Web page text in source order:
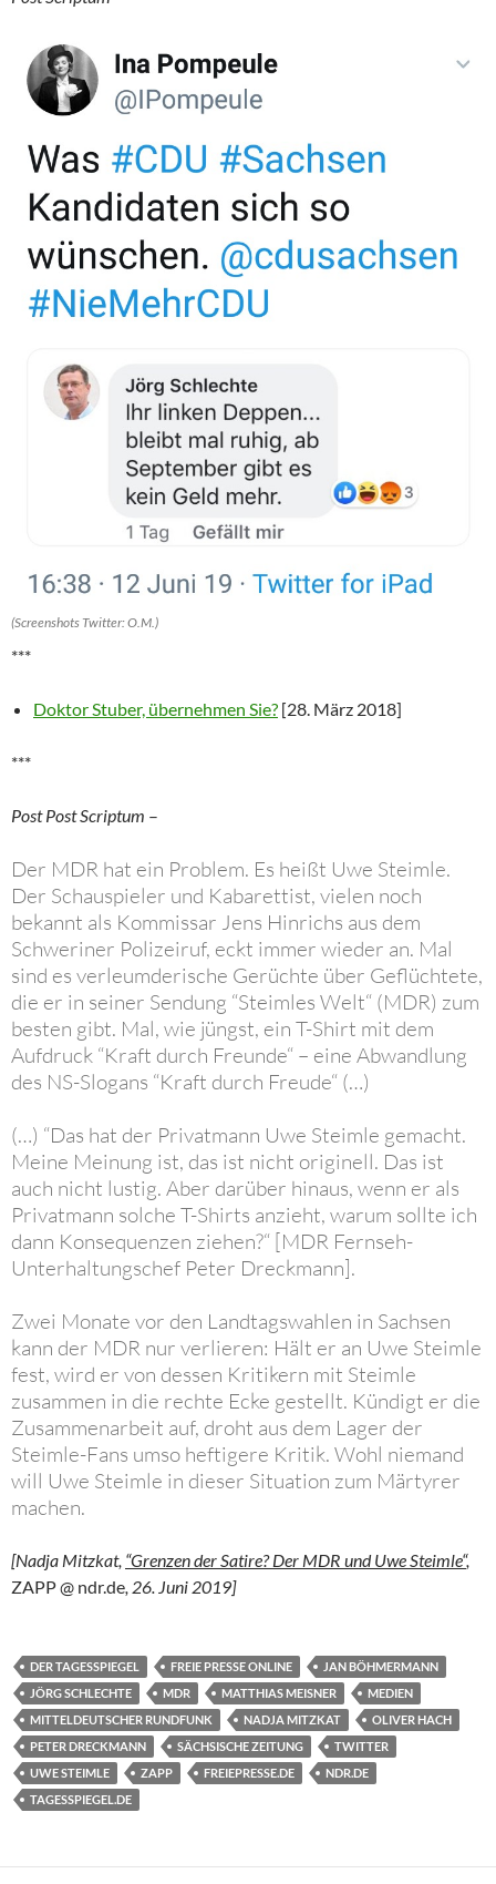
(Screenshots Twitter: O.M.)
***
Doktor Stuber, übernehmen Sie? [28. März 2018]
***
Post Post Scriptum –
Der MDR hat ein Problem. Es heißt Uwe Steimle.
Der Schauspieler und Kabarettist, vielen noch
bekannt als Kommissar Jens Hinrichs aus dem
Schweriner Polizeiruf, eckt immer wieder an. Mal
sind es verleumderische Gerüchte über Geflüchtete,
die er in seiner Sendung “Steimles Welt“ (MDR) zum
besten gibt. Mal, wie jüngst, ein T-Shirt mit dem
Aufdruck “Kraft durch Freunde“ – eine Abwandlung
des NS-Slogans “Kraft durch Freude“ (…)
(…) “Das hat der Privatmann Uwe Steimle gemacht.
Meine Meinung ist, das ist nicht originell. Das ist
auch nicht lustig. Aber darüber hinaus, wenn er als
Privatmann solche T-Shirts anzieht, warum sollte ich
dann Konsequenzen ziehen?“ [MDR Fernseh-
Unterhaltungschef Peter Dreckmann].
Zwei Monate vor den Landtagswahlen in Sachsen
kann der MDR nur verlieren: Hält er an Uwe Steimle
fest, wird er von dessen Kritikern mit Steimle
zusammen in die rechte Ecke gestellt. Kündigt er die
Zusammenarbeit auf, droht aus dem Lager der
Steimle-Fans umso heftigere Kritik. Wohl niemand
will Uwe Steimle in dieser Situation zum Märtyrer
machen.
[Nadja Mitzkat, “Grenzen der Satire? Der MDR und Uwe Steimle“,
ZAPP @ ndr.de, 26. Juni 2019]
DER TAGESSPIEGEL FREIE PRESSE ONLINE
JAN BÖHMERMANN
JÖRG SCHLECHTE
MDR MATTHIAS MEISNER
MEDIEN
MITTELDEUTSCHER RUNDFUNK
NADJA MITZKAT
OLIVER HACH
PETER DRECKMANN
SÄCHSISCHE ZEITUNG
TWITTER
UWE STEIMLE
ZAPP FREIEPRESSE.DE
NDR.DE
TAGESSPIEGEL.DE